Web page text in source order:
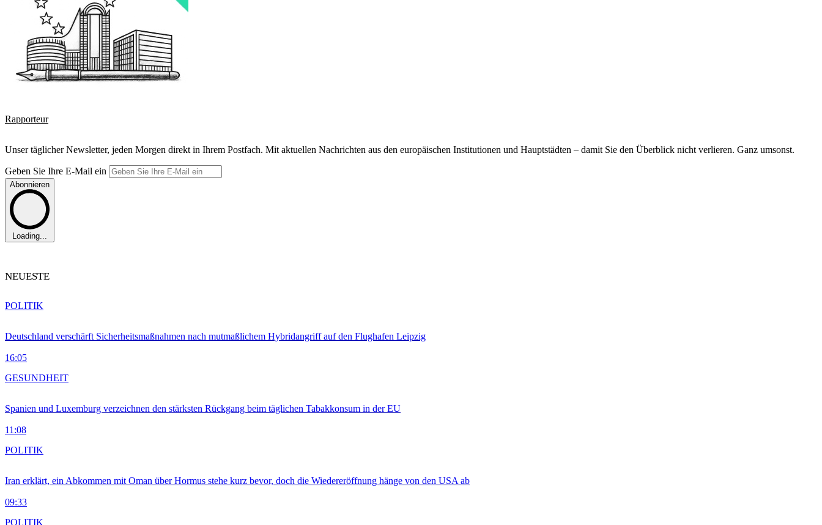
Rapporteur
Unser täglicher Newsletter, jeden Morgen direkt in Ihrem Postfach. Mit aktuellen Nachrichten aus den europäischen Institutionen und Hauptstädten – damit Sie den Überblick nicht verlieren. Ganz umsonst.
Geben Sie Ihre E-Mail ein
Abonnieren
Loading...
NEUESTE
Deutschland verschärft Sicherheitsmaßnahmen nach mutmaßlichem Hybridangriff auf den Flughafen Leipzig
16:05
POLITIK
Spanien und Luxemburg verzeichnen den stärksten Rückgang beim täglichen Tabakkonsum in der EU
11:08
GESUNDHEIT
Iran erklärt, ein Abkommen mit Oman über Hormus stehe kurz bevor, doch die Wiedereröffnung hänge von den USA ab
09:33
POLITIK
POLITIK